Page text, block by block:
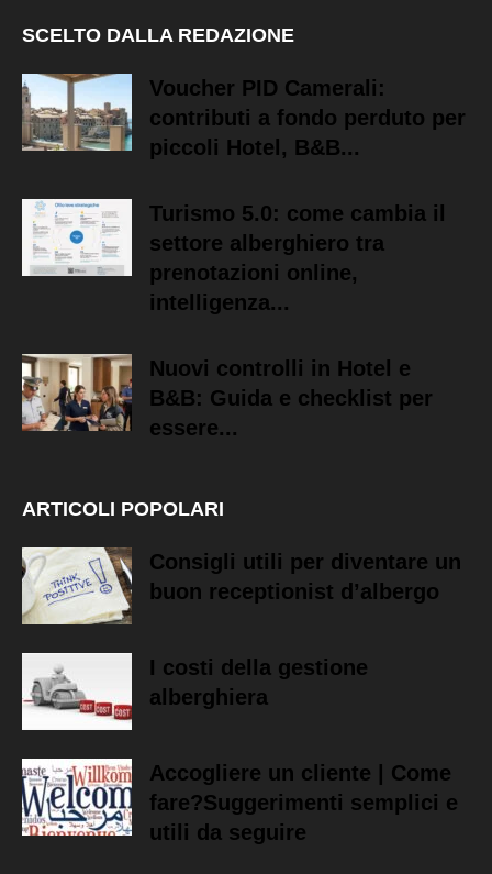
SCELTO DALLA REDAZIONE
Voucher PID Camerali:
contributi a fondo perduto per
piccoli Hotel, B&B...
Turismo 5.0: come cambia il
settore alberghiero tra
prenotazioni online,
intelligenza...
Nuovi controlli in Hotel e
B&B: Guida e checklist per
essere...
ARTICOLI POPOLARI
Consigli utili per diventare un
buon receptionist d’albergo
I costi della gestione
alberghiera
Accogliere un cliente | Come
fare?Suggerimenti semplici e
utili da seguire